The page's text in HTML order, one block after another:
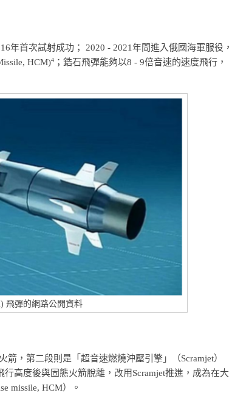
年首次試射成功； 2020 - 2021年間進入俄國海軍服役，
HCM)4 ；鋯石飛彈能夠以8 - 9倍音速的速度飛行，
飛彈的網路公開資料
，第二段則是「超音速燃燒沖壓引擎」（Scramjet）
高度後與固態火箭脫離，改用Scramjet推進，成為在大
missile, HCM）。